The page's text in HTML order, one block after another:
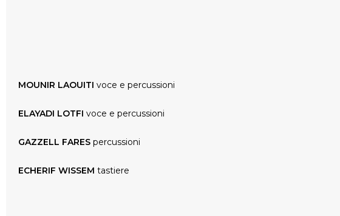
MOUNIR LAOUITI voce e percussioni
ELAYADI LOTFI voce e percussioni
GAZZELL FARES percussioni
ECHERIF WISSEM tastiere